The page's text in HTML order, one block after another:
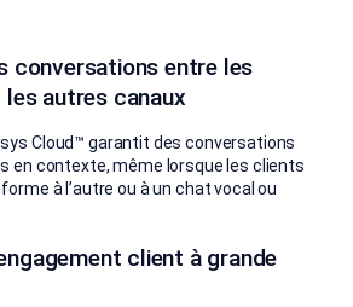
conversations entre les
autres canaux
Cloud™ garantit des conversations
en contexte, même lorsque les clients
à l’autre ou à un chat vocal ou
client à grande